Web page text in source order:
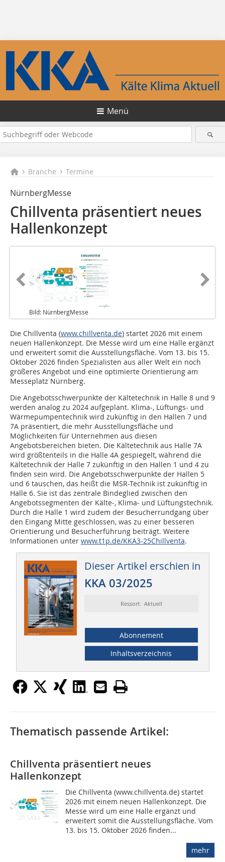
Menü
Branche Termine
NürnbergMesse
Chillventa präsentiert neues
Hallenkonzept
Bild: NürnbergMesse
Die Chillventa (www.chillventa.de) startet 2026 mit einem
neuen Hallenkonzept. Die Messe wird um eine Halle ergänzt
und erweitert somit die Ausstellungsfläche. Vom 13. bis 15.
Oktober 2026 finden Spezialisten aus aller Welt ein noch
größeres Angebot und eine optimierte Orientierung am
Messeplatz Nürnberg.
Die Angebotsschwerpunkte der Kältetechnik in Halle 8 und 9
werden analog zu 2024 aufgeplant. Klima-, Lüftungs- und
Wärmepumpentechnik wird zukünftig in den Hallen 7 und
7A präsentiert, die mehr Ausstellungsfläche und
Möglichkeiten für Unternehmen aus diesen
Angebotsbereichen bieten. Die Kältetechnik aus Halle 7A
wird größtenteils in die Halle 4A gespiegelt, während die
Kältetechnik der Halle 7 zukünftig in den Hallen 1 und 4 zu
finden sein wird. Die Angebotsschwerpunkte der Hallen 5
und 6 tauschen, das heißt die MSR-Technik ist zukünftig in
Halle 6. Sie ist das zentrale Bindeglied zwischen den
Angebotssegmenten der Kälte-, Klima- und Lüftungstechnik.
Durch die Halle 1 wird zudem der Besucherrundgang über
den Eingang Mitte geschlossen, was zu einer besseren
Orientierung und Besucherführung beiträgt. Weitere
Informationen unter www.t1p.de/KKA3-25Chillventa.
Dieser Artikel erschien in
KKA 03/2025
Ressort: Aktuell
Abonnement
Inhaltsverzeichnis
Thematisch passende Artikel:
Chillventa präsentiert neues
Hallenkonzept
Die Chillventa (www.chillventa.de) startet
2026 mit einem neuen Hallenkonzept. Die
Messe wird um eine Halle ergänzt und
erweitert somit die Ausstellungsfläche. Vom
13. bis 15. Oktober 2026 finden...
mehr